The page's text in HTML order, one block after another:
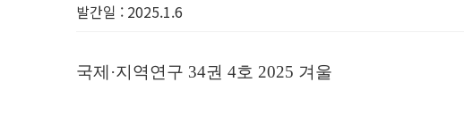
발간일 : 2025.1.6
국제·지역연구 34권 4호 2025 겨울